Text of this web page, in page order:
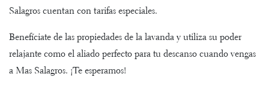
Salagros cuentan con tarifas especiales.
Benefíciate de las propiedades de la lavanda y utiliza su poder
relajante como el aliado perfecto para tu descanso cuando vengas
a Mas Salagros. ¡Te esperamos!